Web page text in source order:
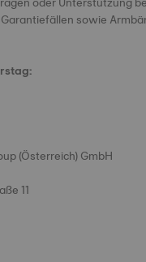
sowie
(Österreich) GmbH
11